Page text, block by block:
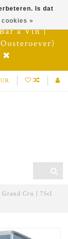
à Vin |
Cru | 75cl
Is dat
cookies »